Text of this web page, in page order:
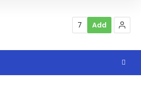
7 Add